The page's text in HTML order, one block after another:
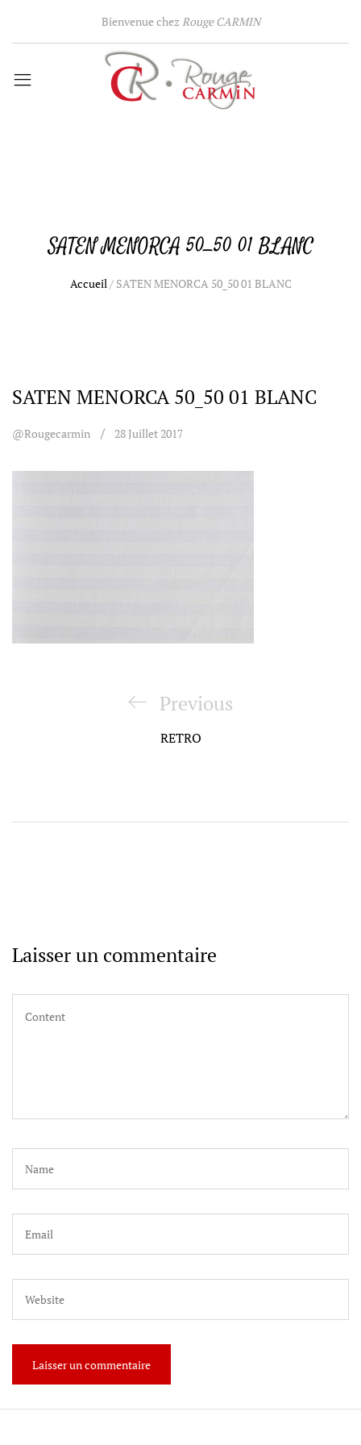
Bienvenue chez Rouge CARMIN
SATEN MENORCA 50_50 01 BLANC
Accueil/ SATEN MENORCA 50_50 01 BLANC
SATEN MENORCA 50_50 01 BLANC
@rougecarmin 28 Juillet 2017
Previous
Post
Previous
RETRO
Laisser un commentaire